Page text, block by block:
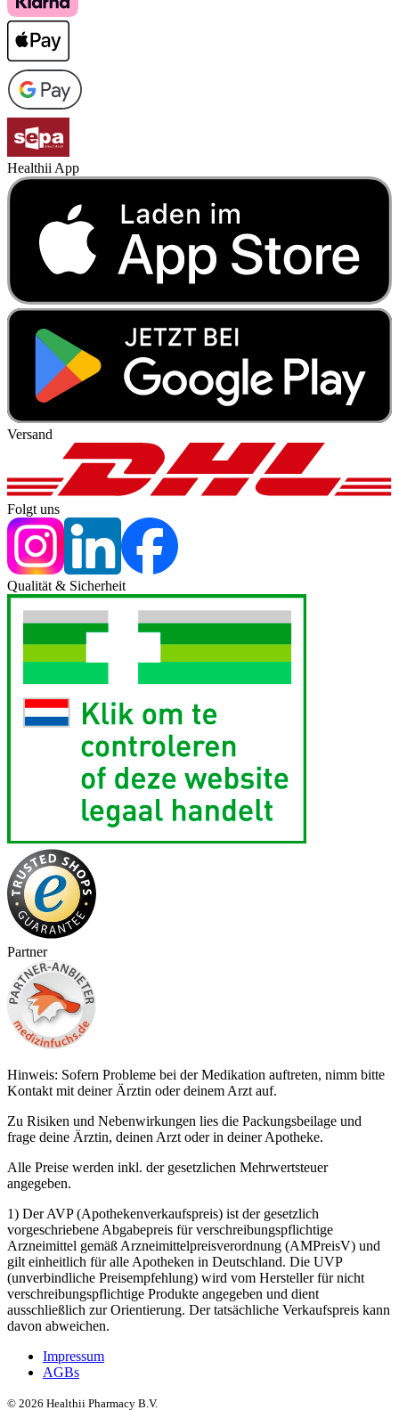
Healthii App
Versand
Folgt uns
Qualität & Sicherheit
Partner
Hinweis: Sofern Probleme bei der Medikation auftreten, nimm bitte
Kontakt mit deiner Ärztin oder deinem Arzt auf.
Zu Risiken und Nebenwirkungen lies die Packungsbeilage und
frage deine Ärztin, deinen Arzt oder in deiner Apotheke.
Alle Preise werden inkl. der gesetzlichen Mehrwertsteuer
angegeben.
1) Der AVP (Apothekenverkaufspreis) ist der gesetzlich
vorgeschriebene Abgabepreis für verschreibungspflichtige
Arzneimittel gemäß Arzneimittelpreisverordnung (AMPreisV) und
gilt einheitlich für alle Apotheken in Deutschland. Die UVP
(unverbindliche Preisempfehlung) wird vom Hersteller für nicht
verschreibungspflichtige Produkte angegeben und dient
ausschließlich zur Orientierung. Der tatsächliche Verkaufspreis kann
davon abweichen.
Impressum
AGBs
© 2026 Healthii Pharmacy B.V.